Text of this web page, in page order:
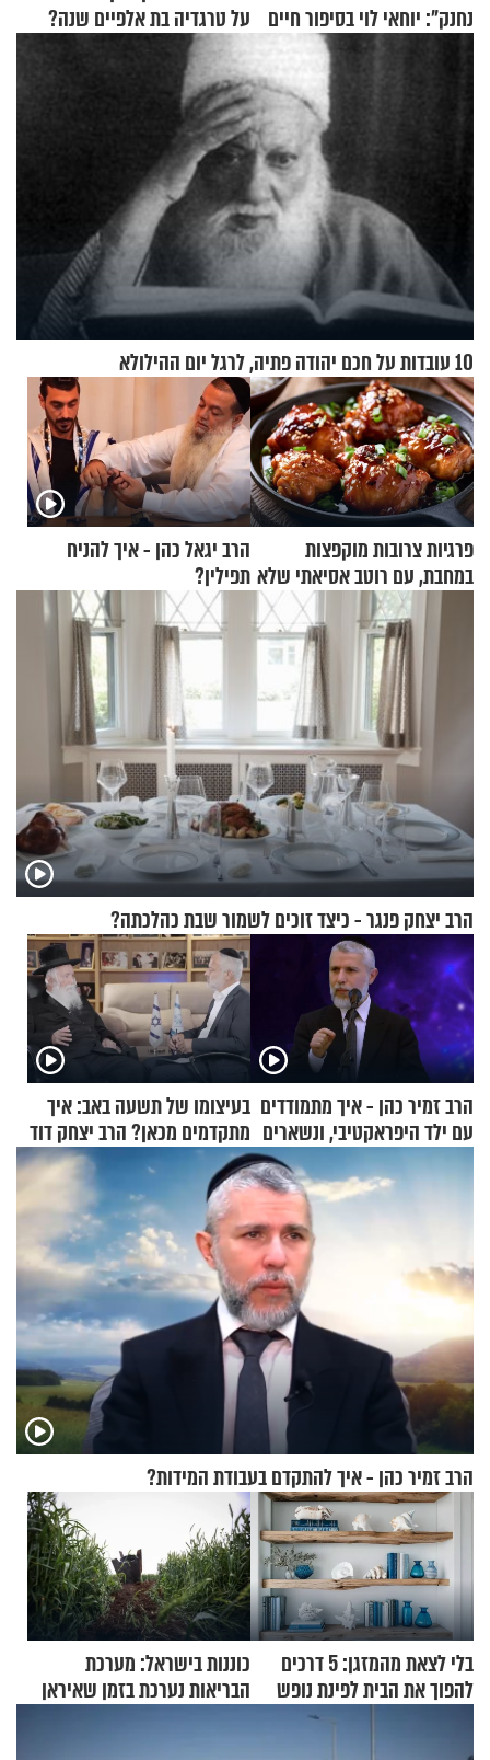
נחנק": יוחאי לוי בסיפור חיים
על טרגדיה בת אלפיים שנה?
10 עובדות על חכם יהודה פתיה, לרגל יום ההילולא
פרגיות צרובות מוקפצות
במחבת, עם רוטב אסיאתי שלא
יישכח במהרה
הרב יגאל כהן - איך להניח
תפילין?
הרב יצחק פנגר - כיצד זוכים לשמור שבת כהלכתה?
הרב זמיר כהן - איך מתמודדים
עם ילד היפראקטיבי, ונשארים
רגועים?
בעיצומו של תשעה באב: איך
מתקדמים מכאן? הרב יצחק דוד
גרוסמן בשיחה מיוחדת
הרב זמיר כהן - איך להתקדם בעבודת המידות?
בלי לצאת מהמזגן: 5 דרכים
להפוך את הבית לפינת נופש
כוננות בישראל: מערכת
הבריאות נערכת בזמן שאיראן